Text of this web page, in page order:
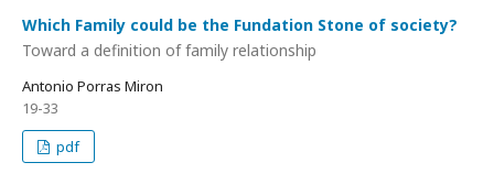
Which Family could be the Fundation Stone of society?
Toward a definition of family relationship
Antonio Porras Miron
19-33
pdf